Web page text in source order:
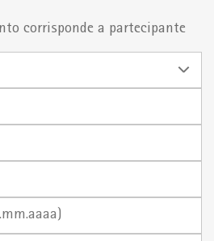
corrisponde a partecipante